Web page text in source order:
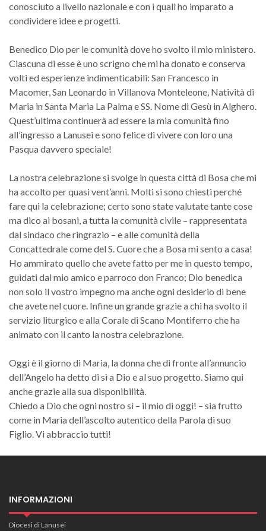
conosciuto a livello nazionale e con i quali ho imparato a
condividere idee e progetti.
Benedico Dio per le comunità dove ho svolto il mio ministero.
Ciascuna di esse è uno scrigno che mi ha donato e conserva
volti ed esperienze indimenticabili: San Francesco in
Macomer, San Leonardo in Villanova Monteleone, Natività di
Maria in Santa Maria La Palma e SS. Nome di Gesù in Alghero.
Quest’ultima continuerà ad essere la mia comunità fino
all’ingresso a Lanusei e sono felice di vivere con loro una
Pasqua davvero speciale!
La nostra celebrazione si svolge in questa città di Bosa che mi
ha accolto per quasi vent’anni. Molti si sono chiesti perché
fare qui la celebrazione; certo sono state valutate tante cose
ma dico ai bosani, a tutta la comunità civile – rappresentata
dal sindaco che ringrazio – e alle comunità della
Concattedrale come del S. Cuore che a Bosa mi sento a casa!
Ho ammirato quello che avete fatto per me in questo tempo,
guidati dal mio amico e parroco don Franco; Dio benedica
non solo il vostro impegno ma anche ogni desiderio di bene
che avete nel cuore. Infine un grande grazie a chi ha svolto il
servizio liturgico e alla Corale di Scano Montiferro che ha
animato con il canto la nostra celebrazione.
Oggi è il giorno di Maria, la donna che di fronte all’annuncio
dell’Angelo ha detto di sì a Dio e al suo progetto. Siamo qui
anche grazie alla sua disponibilità.
Chiedo a Dio che ogni nostro sì – il mio di oggi! – sia frutto
come in Maria dell’ascolto autentico della Parola di suo
Figlio. Vi abbraccio tutti!
INFORMAZIONI
Diocesi di Lanusei